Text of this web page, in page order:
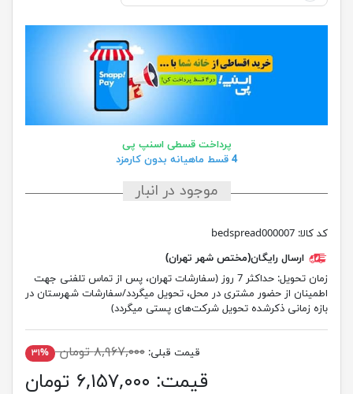
پرداخت قسطی اسنپ پی
4 قسط ماهیانه بدون کارمزد
موجود در انبار
کد کالا: bedspread000007
ارسال رایگان(مختص شهر تهران)
زمان تحویل:
حداکثر 7 روز (سفارشات تهران، پس از تماس تلفنی جهت
اطمینان از حضور مشتری در محل، تحویل میگردد/سفارشات شهرستان در
بازه زمانی ذکرشده تحویل شرکت‌های پستی میگردد)
قیمت قبلی: ۸,۹۶۷,۰۰۰ تومان ۳۱%
قیمت: ۶,۱۵۷,۰۰۰ تومان